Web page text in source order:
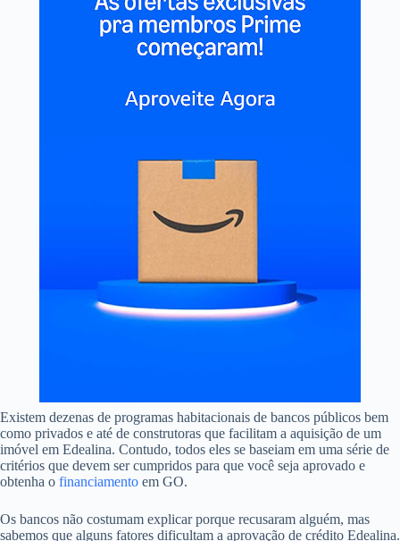
Existem dezenas de programas habitacionais de bancos públicos bem
como privados e até de construtoras que facilitam a aquisição de um
imóvel em Edealina. Contudo, todos eles se baseiam em uma série de
critérios que devem ser cumpridos para que você seja aprovado e
obtenha o financiamento em GO.
Os bancos não costumam explicar porque recusaram alguém, mas
sabemos que alguns fatores dificultam a aprovação de crédito Edealina.